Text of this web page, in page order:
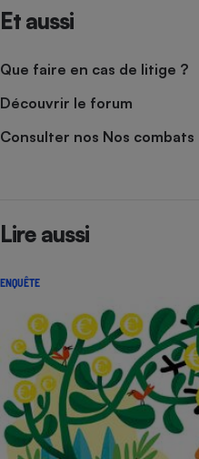
Et aussi
Que faire en cas de litige ?
Découvrir le forum
Consulter nos Nos combats
Lire aussi
ENQUÊTE